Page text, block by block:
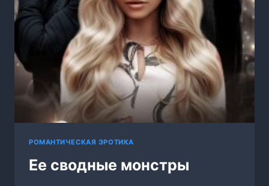
РОМАНТИЧЕСКАЯ ЭРОТИКА
Ее сводные монстры